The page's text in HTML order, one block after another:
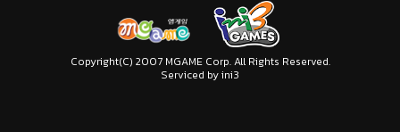
Copyright(C) 2007 MGAME Corp. All Rights Reserved.
Serviced by ini3